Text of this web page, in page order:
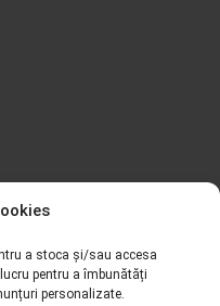
a stoca și/sau accesa
pentru a îmbunătăți
personalizate.
a activa Facebook